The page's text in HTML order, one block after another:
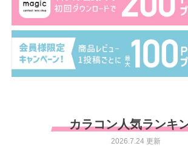
カラコン人気ランキ
2026.7.24 更新